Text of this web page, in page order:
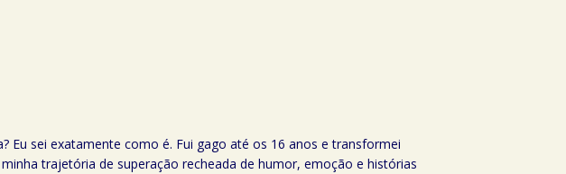
Eu sei exatamente como é. Fui gago até os 16 anos e transformei
trajetória de superação recheada de humor, emoção e histórias